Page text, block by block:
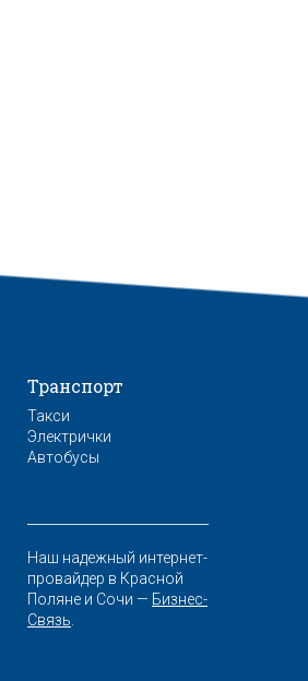
Транспорт
Такси
Электрички
Автобусы
Наш надежный интернет-
провайдер в Красной
Поляне и Сочи — Бизнес-
Связь